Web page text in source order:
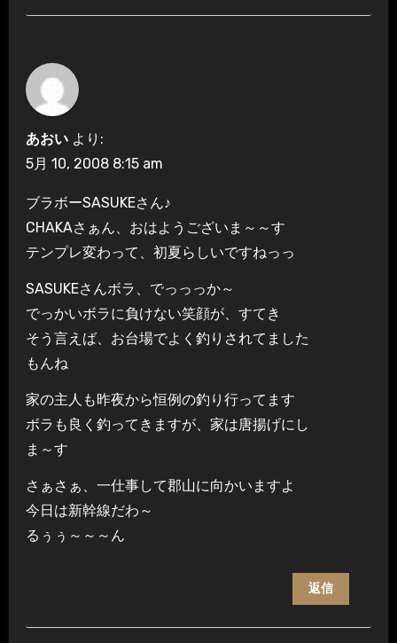
あおい より:
5月 10, 2008 8:15 am
ブラボーSASUKEさん♪
CHAKAさぁん、おはようございま～～す
テンプレ変わって、初夏らしいですねっっ
SASUKEさんボラ、でっっっか～
でっかいボラに負けない笑顔が、すてき
そう言えば、お台場でよく釣りされてました
もんね
家の主人も昨夜から恒例の釣り行ってます
ボラも良く釣ってきますが、家は唐揚げにし
ま～す
さぁさぁ、一仕事して郡山に向かいますよ
今日は新幹線だわ～
るぅぅ～～～ん
返信